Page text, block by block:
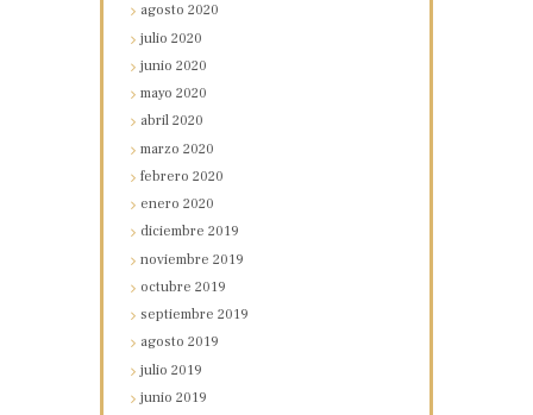
agosto2020
julio2020
junio2020
mayo2020
abril2020
marzo2020
febrero2020
enero2020
diciembre2019
noviembre2019
octubre2019
septiembre2019
agosto2019
julio2019
junio2019